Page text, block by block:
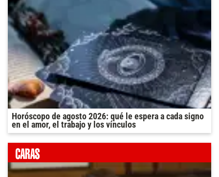
Horóscopo de agosto 2026: qué le espera a cada signo
en el amor, el trabajo y los vínculos